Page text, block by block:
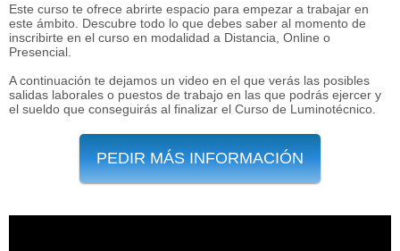
Este curso te ofrece abrirte espacio para empezar a trabajar en
este ámbito. Descubre todo lo que debes saber al momento de
inscribirte en el curso en modalidad a Distancia, Online o
Presencial.
A continuación te dejamos un video en el que verás las posibles
salidas laborales o puestos de trabajo en las que podrás ejercer y
el sueldo que conseguirás al finalizar el Curso de Luminotécnico.
PEDIR MÁS INFORMACIÓN